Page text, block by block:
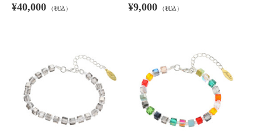
¥40,000 （税込） ¥9,000 （税込）